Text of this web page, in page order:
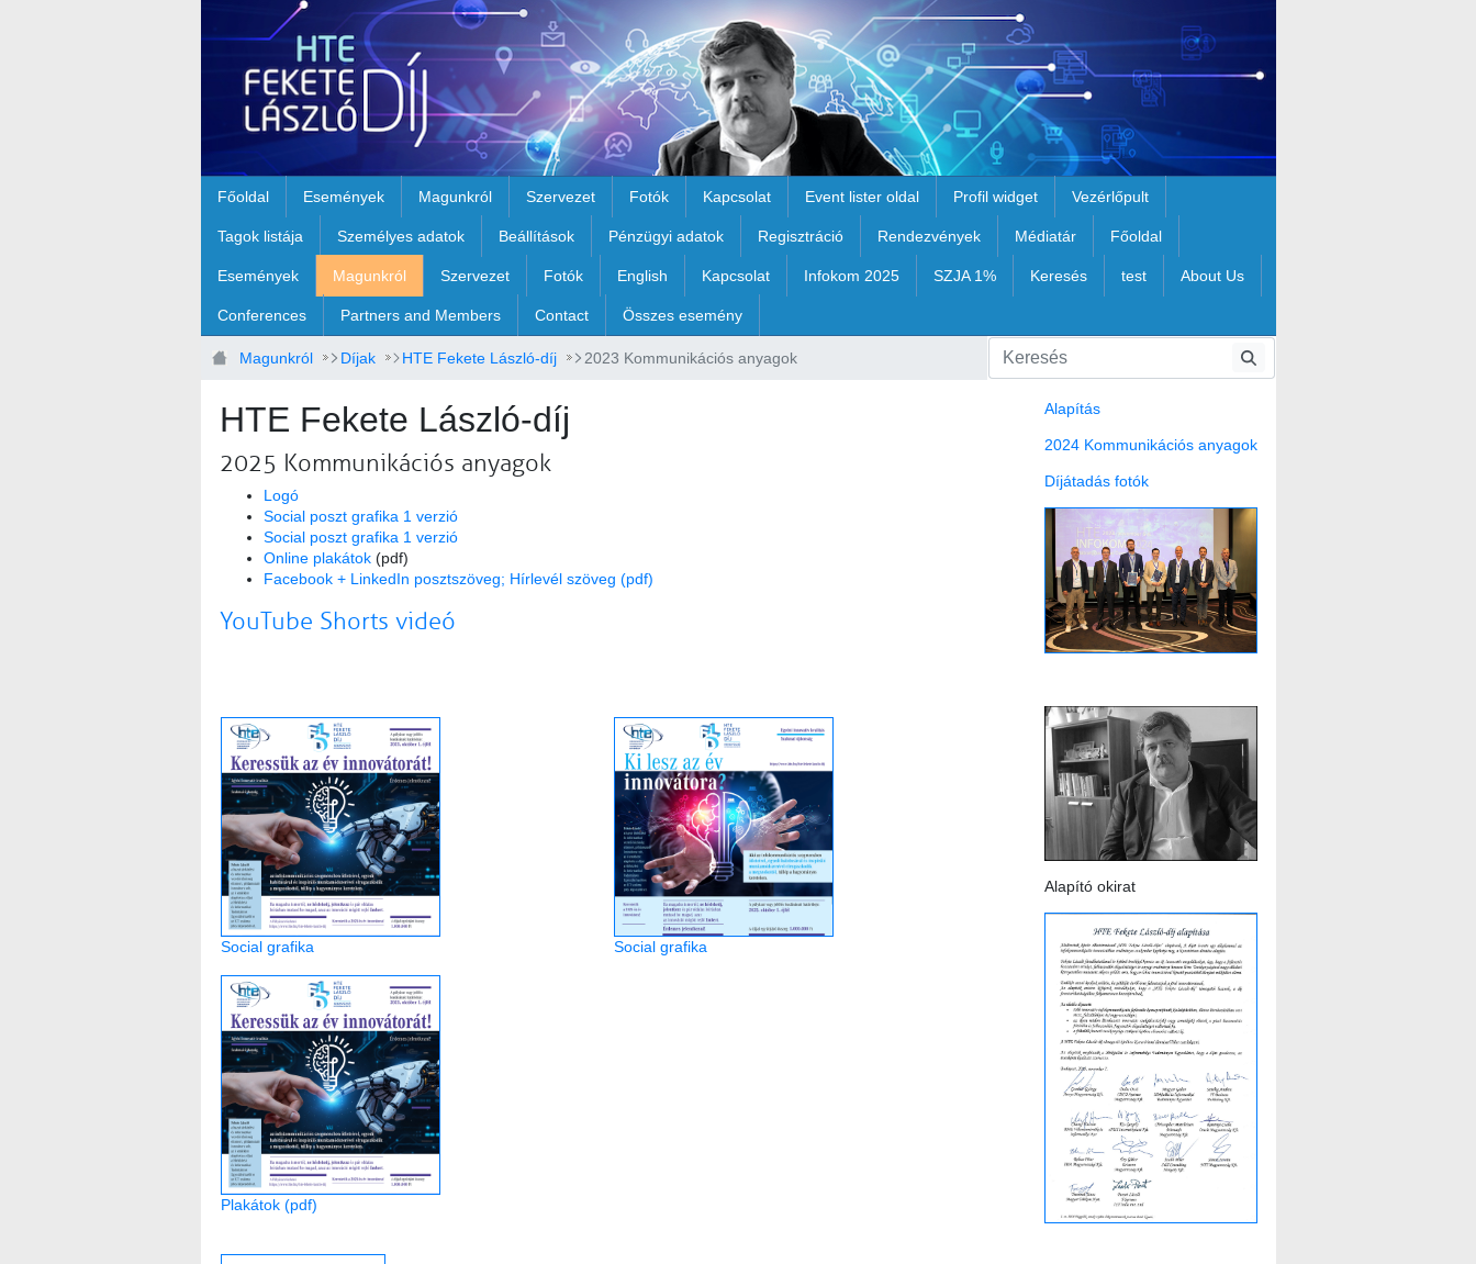
Főoldal Események Magunkról Szervezet Fotók Kapcsolat Event lister oldal Profil widget Vezérlőpult
Tagok listája Személyes adatok Beállítások Pénzügyi adatok Regisztráció Rendezvények Médiatár Főoldal
Események Magunkról Szervezet Fotók English Kapcsolat Infokom 2025 SZJA 1% Keresés test About Us
Conferences Partners and Members Contact Összes esemény
Magunkról Díjak HTE Fekete László-díj 2023 Kommunikációs anyagok
HTE Fekete László-díj
2025 Kommunikációs anyagok
Logó
Social poszt grafika 1 verzió
Social poszt grafika 1 verzió
Online plakátok(pdf)
Facebook + LinkedIn posztszöveg; Hírlevél szöveg (pdf)
YouTube Shorts videó
Social grafika Social grafika
Plakátok (pdf)
Alapítás
2024 Kommunikációs anyagok
Díjátadás fotók
Alapító okirat